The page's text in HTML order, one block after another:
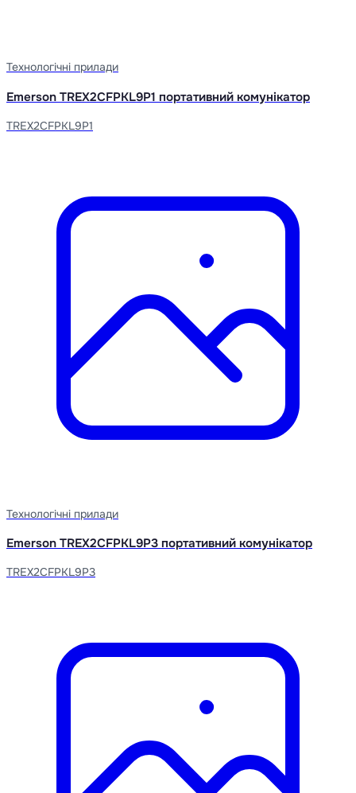
Технологічні прилади
Emerson TREX2CFPKL9P1 портативний комунікатор
TREX2CFPKL9P1
Технологічні прилади
Emerson TREX2CFPKL9P3 портативний комунікатор
TREX2CFPKL9P3